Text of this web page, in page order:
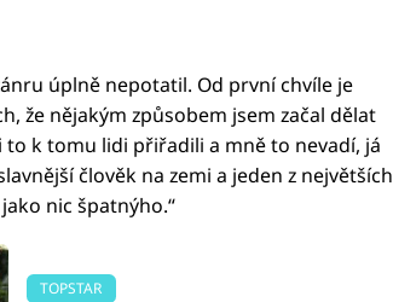
úplně nepotatil. Od první chvíle je
že nějakým způsobem jsem začal dělat
k tomu lidi přiřadili a mně to nevadí, já
člověk na zemi a jeden z největších
nic špatnýho.“
TOPSTAR